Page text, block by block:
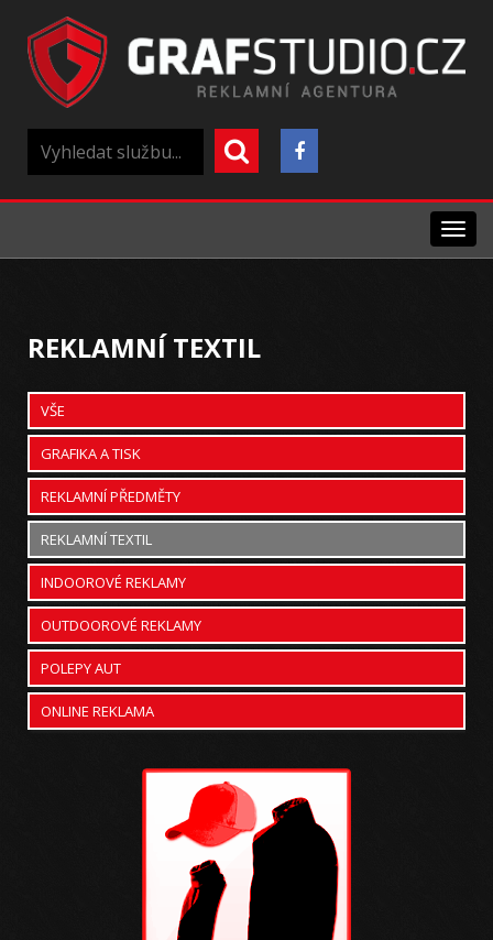
Menu
REKLAMNÍ TEXTIL
VŠE
GRAFIKA A TISK
REKLAMNÍ PŘEDMĚTY
REKLAMNÍ TEXTIL
INDOOROVÉ REKLAMY
OUTDOOROVÉ REKLAMY
POLEPY AUT
ONLINE REKLAMA